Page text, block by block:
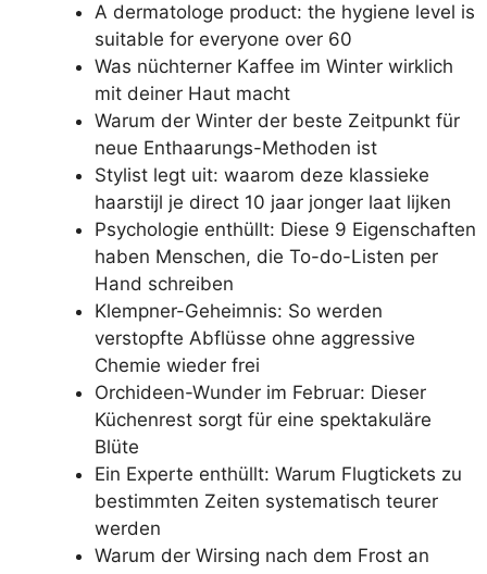
A dermatologe product: the hygiene level is
suitable for everyone over 60
Was nüchterner Kaffee im Winter wirklich
mit deiner Haut macht
Warum der Winter der beste Zeitpunkt für
neue Enthaarungs-Methoden ist
Stylist legt uit: waarom deze klassieke
haarstijl je direct 10 jaar jonger laat lijken
Psychologie enthüllt: Diese 9 Eigenschaften
haben Menschen, die To-do-Listen per
Hand schreiben
Klempner-Geheimnis: So werden
verstopfte Abflüsse ohne aggressive
Chemie wieder frei
Orchideen-Wunder im Februar: Dieser
Küchenrest sorgt für eine spektakuläre
Blüte
Ein Experte enthüllt: Warum Flugtickets zu
bestimmten Zeiten systematisch teurer
werden
Warum der Wirsing nach dem Frost an